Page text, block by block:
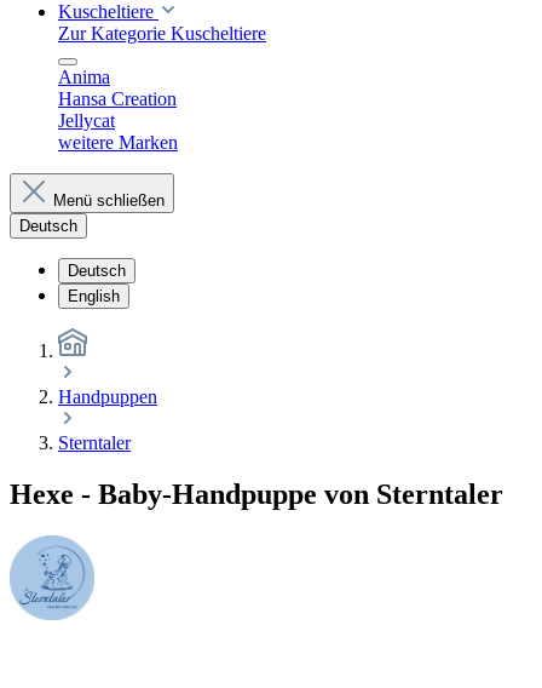
Kuscheltiere
Zur Kategorie Kuscheltiere
Anima
Hansa Creation
Jellycat
weitere Marken
Menü schließen
Deutsch
Deutsch
English
Handpuppen
Sterntaler
Hexe - Baby-Handpuppe von Sterntaler